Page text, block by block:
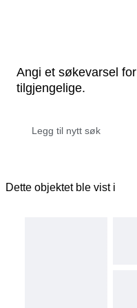
Angi et søkevarsel
tilgjengelige.
Dette objektet ble vist i